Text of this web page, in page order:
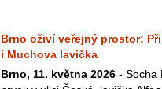
Brno oživí veřejný prostor:
i Muchova lavička
Brno, 11. května 2026 - Socha